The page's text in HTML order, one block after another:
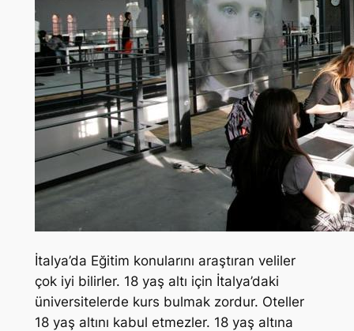
İtalya’da Eğitim konularını araştıran veliler
çok iyi bilirler. 18 yaş altı için İtalya’daki
üniversitelerde kurs bulmak zordur. Oteller
18 yaş altını kabul etmezler. 18 yaş altına